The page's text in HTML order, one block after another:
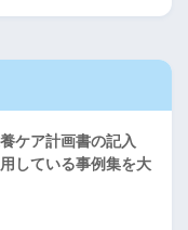
ケア計画書の記入
している事例集を大